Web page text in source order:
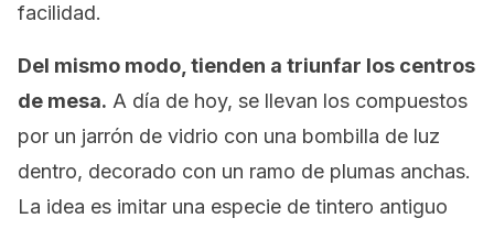
facilidad.
Del mismo modo, tienden a triunfar los centros
de mesa. A día de hoy, se llevan los compuestos
por un jarrón de vidrio con una bombilla de luz
dentro, decorado con un ramo de plumas anchas.
La idea es imitar una especie de tintero antiguo